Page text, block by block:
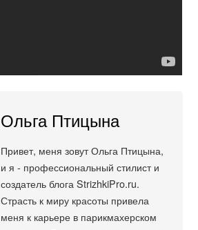
Ольга Птицына
Привет, меня зовут Ольга Птицына,
и я - профессиональный стилист и
создатель блога StrizhkiPro.ru.
Страсть к миру красоты привела
меня к карьере в парикмахерском